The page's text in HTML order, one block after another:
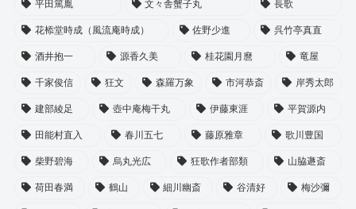
平田篤胤 文々舎蟹子丸 長歌
花㮇堂時成（風流庵時成） 佐野少進 呉竹亭真直
酒井抱一 源香久美 桂花園月麿 竜屋
千家俊信 狂文 森羅万象 市河恭斎 岸秀太郎
建部綾足 壺中庵梅干丸 伊藤東涯 平賀源内
田能村直入 春川五七 藤原雅章 歌川豊国
柴野碧海 烏丸光広 狂歌作者部類 山脇遯斎
荷田春満 鶴山 細川幽斎 谷清好 梅沙彌